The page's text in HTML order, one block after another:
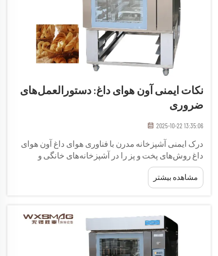
نکات ایمنی آون هوای داغ: دستورالعمل‌های
ضروری
2025-10-22 13:35:06
درک ایمنی آشپزخانه مدرن با فناوری هوای داغ آون هوای
داغ روش‌های پخت و پز را در آشپزخانه‌های خانگی و
حرفه‌ای متحول کرده است. این دستگاه چندمنظوره
ترکیبی از کارایی و راحتی است، اما مانند هر تجهیز
آشپزخانه‌ای...
مشاهده بیشتر